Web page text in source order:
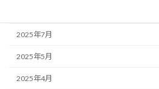
2025年7月
2025年5月
2025年4月